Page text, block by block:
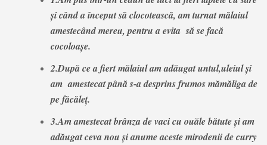
și când a început să clocotească, am turnat mălaiul
amestecând mereu, pentru a evita să se facă
cocoloașe.
2.După ce a fiert mălaiul am adăugat untul,uleiul și
am amestecat până s-a desprins frumos mămăliga de
pe făcăleț.
3.Am amestecat brânza de vaci cu ouăle bătute și am
adăugat ceva nou și anume aceste mirodenii de curry